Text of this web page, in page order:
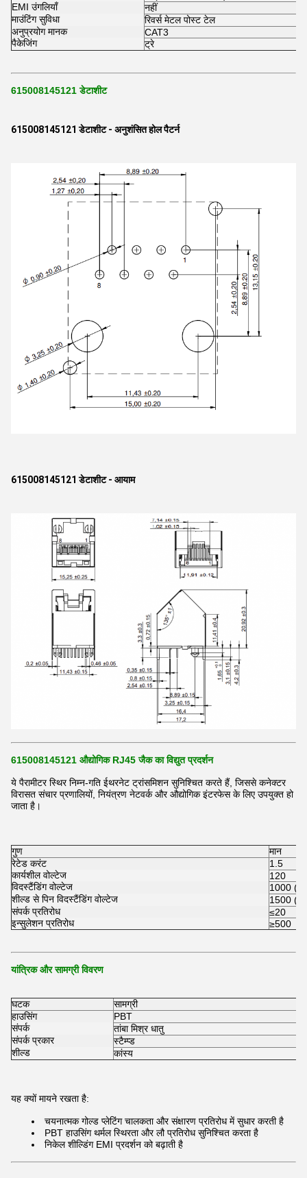
EMI उंगलियाँ
नहीं
माउंटिंग सुविधा
रिवर्स मेटल पोस्ट टेल
अनुप्रयोग मानक
CAT3
पैकेजिंग
ट्रे
615008145121 डेटाशीट
615008145121 डेटाशीट - अनुशंसित होल पैटर्न
615008145121 डेटाशीट - आयाम
615008145121 औद्योगिक RJ45 जैक का विद्युत प्रदर्शन
ये पैरामीटर स्थिर निम्न-गति ईथरनेट ट्रांसमिशन सुनिश्चित करते हैं, जिससे कनेक्टर
विरासत संचार प्रणालियों, नियंत्रण नेटवर्क और औद्योगिक इंटरफेस के लिए उपयुक्त हो
जाता है।
गुण
मान
रेटेड करंट
1.5
कार्यशील वोल्टेज
120
विदस्टैंडिंग वोल्टेज
1000 (1
शील्ड से पिन विदस्टैंडिंग वोल्टेज
1500 (1
संपर्क प्रतिरोध
≤20
इन्सुलेशन प्रतिरोध
≥500
यांत्रिक और सामग्री विवरण
घटक
सामग्री
हाउसिंग
PBT
संपर्क
तांबा मिश्र धातु
संपर्क प्रकार
स्टैम्प्ड
शील्ड
कांस्य
यह क्यों मायने रखता है:
चयनात्मक गोल्ड प्लेटिंग चालकता और संक्षारण प्रतिरोध में सुधार करती है
PBT हाउसिंग थर्मल स्थिरता और लौ प्रतिरोध सुनिश्चित करता है
निकेल शील्डिंग EMI प्रदर्शन को बढ़ाती है